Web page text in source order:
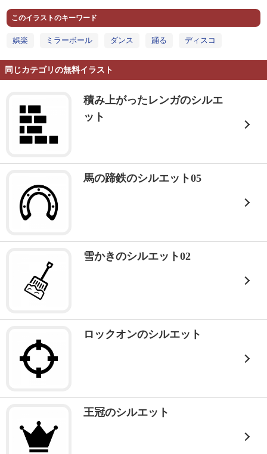
このイラストのキーワード
娯楽 ミラーボール ダンス 踊る ディスコ
同じカテゴリの無料イラスト
積み上がったレンガのシルエ
ット
馬の蹄鉄のシルエット05
雪かきのシルエット02
ロックオンのシルエット
王冠のシルエット